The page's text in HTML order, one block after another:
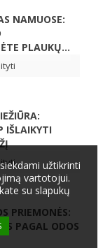
NAMUOSE:
PLAUKŲ...
IŠLAIKYTI
PRIEMONĖS:
PAGAL ODOS
užtikrinti
vartotojui.
su slapukų